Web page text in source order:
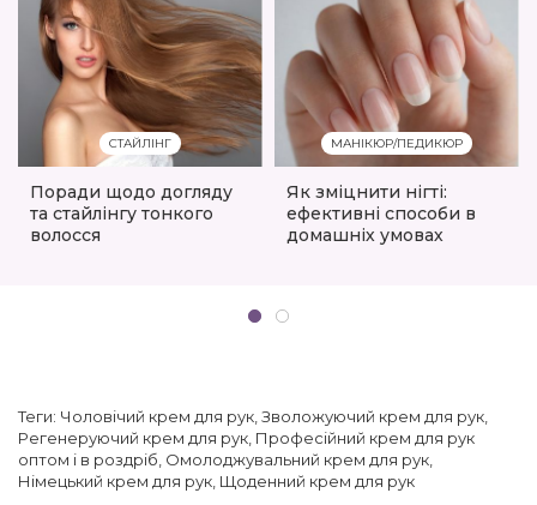
СТАЙЛІНГ
Поради щодо догляду
та стайлінгу тонкого
волосся
МАНІКЮР/ПЕДИКЮР
Як зміцнити нігті:
ефективні способи в
домашніх умовах
Теги: Чоловічий крем для рук Зволожуючий крем для рук
Регенеруючий крем для рук Професійний крем для рук
оптом і в роздріб Омолоджувальний крем для рук
Німецький крем для рук Щоденний крем для рук